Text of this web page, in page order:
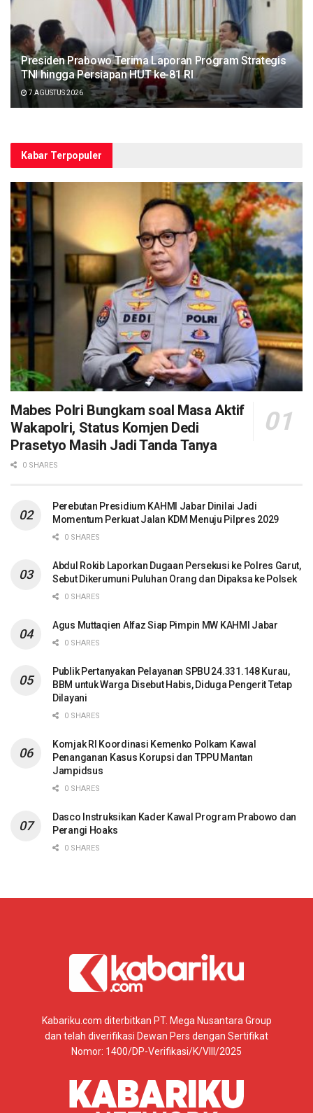
Presiden Prabowo Terima Laporan Program Strategis
TNI hingga Persiapan HUT ke-81 RI
7 AGUSTUS 2026
Kabar Terpopuler
Mabes Polri Bungkam soal Masa Aktif
Wakapolri, Status Komjen Dedi
Prasetyo Masih Jadi Tanda Tanya
0 SHARES
Perebutan Presidium KAHMI Jabar Dinilai Jadi
Momentum Perkuat Jalan KDM Menuju Pilpres 2029
0 SHARES
Abdul Rokib Laporkan Dugaan Persekusi ke Polres Garut,
Sebut Dikerumuni Puluhan Orang dan Dipaksa ke Polsek
0 SHARES
Agus Muttaqien Alfaz Siap Pimpin MW KAHMI Jabar
0 SHARES
Publik Pertanyakan Pelayanan SPBU 24.331.148 Kurau,
BBM untuk Warga Disebut Habis, Diduga Pengerit Tetap
Dilayani
0 SHARES
Komjak RI Koordinasi Kemenko Polkam Kawal
Penanganan Kasus Korupsi dan TPPU Mantan
Jampidsus
0 SHARES
Dasco Instruksikan Kader Kawal Program Prabowo dan
Perangi Hoaks
0 SHARES
Kabariku.com diterbitkan PT. Mega Nusantara Group
dan telah diverifikasi Dewan Pers dengan Sertifikat
Nomor: 1400/DP-Verifikasi/K/VIII/2025